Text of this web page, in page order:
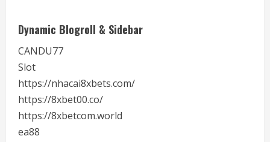
Dynamic Blogroll & Sidebar
CANDU77
Slot
https://nhacai8xbets.com/
https://8xbet00.co/
https://8xbetcom.world
ea88